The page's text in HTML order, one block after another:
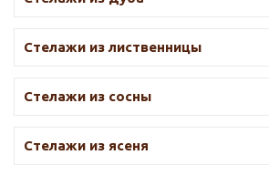
Стелажи из лиственницы
Стелажи из сосны
Стелажи из ясеня